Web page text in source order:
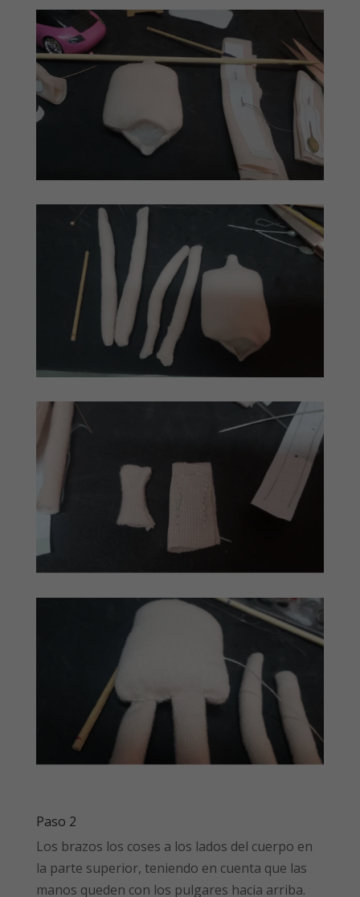
Paso 2
Los brazos los coses a los lados del cuerpo en
la parte superior, teniendo en cuenta que las
manos queden con los pulgares hacia arriba.